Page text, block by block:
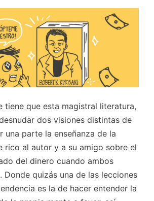
tiene que esta magistral literatura,
dos visiones distintas de
una parte la enseñanza de la
rico al autor y a su amigo sobre el
del dinero cuando ambos
Donde quizás una de las lecciones
es la de hacer entender la